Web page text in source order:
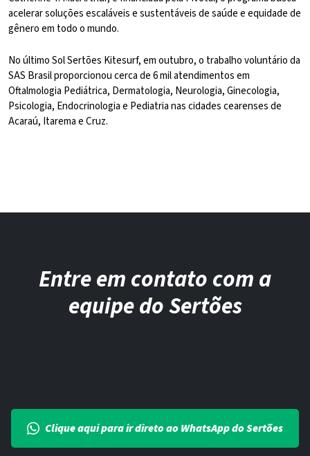
acelerar soluções escaláveis e sustentáveis de saúde e equidade de
gênero em todo o mundo.
No último Sol Sertões Kitesurf, em outubro, o trabalho voluntário da
SAS Brasil proporcionou cerca de 6 mil atendimentos em
Oftalmologia Pediátrica, Dermatologia, Neurologia, Ginecologia,
Psicologia, Endocrinologia e Pediatria nas cidades cearenses de
Acaraú, Itarema e Cruz.
Entre em contato com a
equipe do Sertões
Clique aqui para ir direto ao WhatsApp do Sertões